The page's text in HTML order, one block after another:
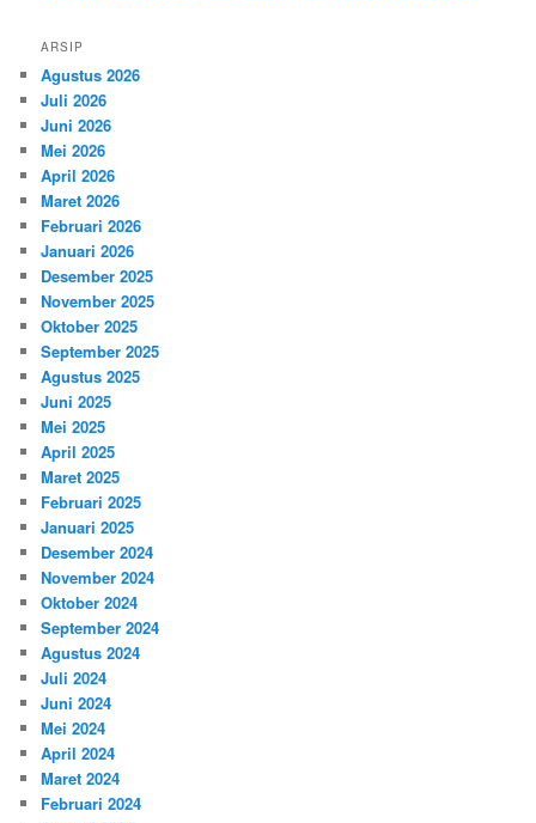
ARSIP
Agustus 2026
Juli 2026
Juni 2026
Mei 2026
April 2026
Maret 2026
Februari 2026
Januari 2026
Desember 2025
November 2025
Oktober 2025
September 2025
Agustus 2025
Juni 2025
Mei 2025
April 2025
Maret 2025
Februari 2025
Januari 2025
Desember 2024
November 2024
Oktober 2024
September 2024
Agustus 2024
Juli 2024
Juni 2024
Mei 2024
April 2024
Maret 2024
Februari 2024